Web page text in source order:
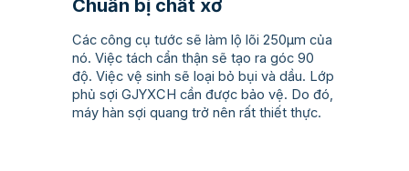
Chuẩn bị chất xơ
Các công cụ tước sẽ làm lộ lõi 250µm của
nó. Việc tách cẩn thận sẽ tạo ra góc 90
độ. Việc vệ sinh sẽ loại bỏ bụi và dầu. Lớp
phủ sợi GJYXCH cần được bảo vệ. Do đó,
máy hàn sợi quang trở nên rất thiết thực.